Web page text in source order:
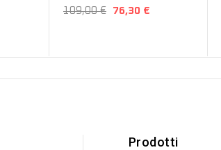
109,00 € 76,30 €
Prodotti